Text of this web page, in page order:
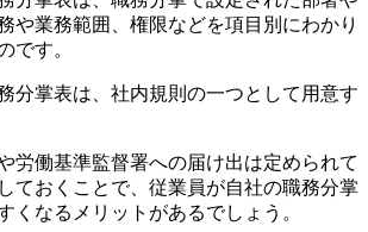
や業務範囲、権限などを項目別にわかり
です。
分掌表は、社内規則の一つとして用意す
労働基準監督署への届け出は定められて
ておくことで、従業員が自社の職務分掌
くなるメリットがあるでしょう。